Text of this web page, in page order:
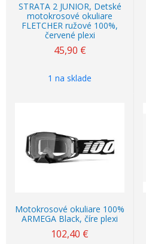
STRATA 2 JUNIOR, Detské
motokrosové okuliare
FLETCHER ružové 100%,
červené plexi
45,90 €
1 na sklade
Motokrosové okuliare 100%
ARMEGA Black, číre plexi
102,40 €